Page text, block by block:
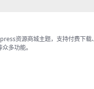
资源商城主题，支持付费下载、
多功能。